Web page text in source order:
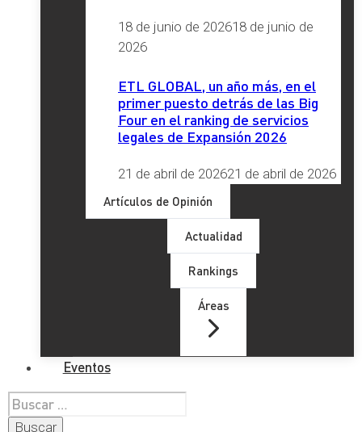
18 de junio de 202618 de junio de
2026
ETL GLOBAL, un año más, en el
primer puesto detrás de las Big
Four en el ranking de servicios
legales de Expansión 2026
21 de abril de 202621 de abril de 2026
Artículos de Opinión
Actualidad
Rankings
Áreas
Eventos
Buscar: